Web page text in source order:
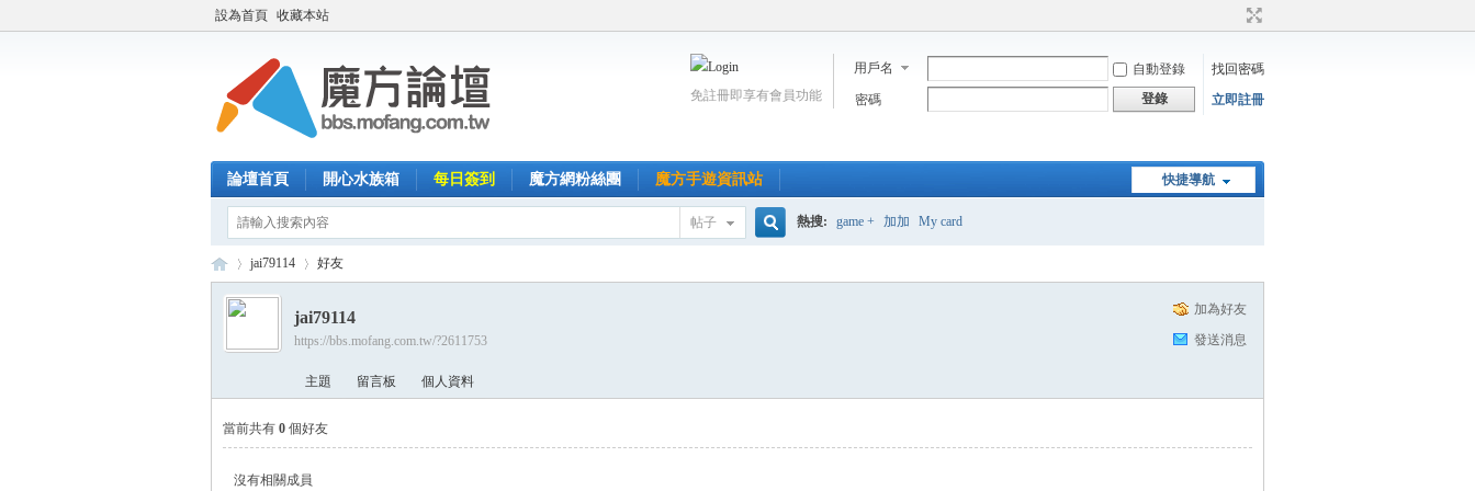
設為首頁 收藏本站
用戶名 自動登錄
找回密碼
密碼
登錄 立即註冊
免註冊即享有會員功能
快捷導航
論壇首頁 開心水族箱 每日簽到 魔方網粉絲團 魔方手遊資訊站
帖子 熱搜: game + 加加 My card
›
jai79114 好友
加為好友
發送消息
jai79114
https://bbs.mofang.com.tw/?2611753
主題 留言板 個人資料
當前共有 0 個好友
沒有相關成員